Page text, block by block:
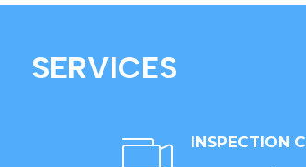
SERVICES
INSPECTION